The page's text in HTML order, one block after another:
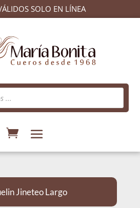
SOLO EN LÍNEA
Jineteo Largo